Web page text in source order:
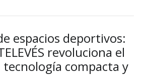
espacios deportivos:
revoluciona el
tecnología compacta y